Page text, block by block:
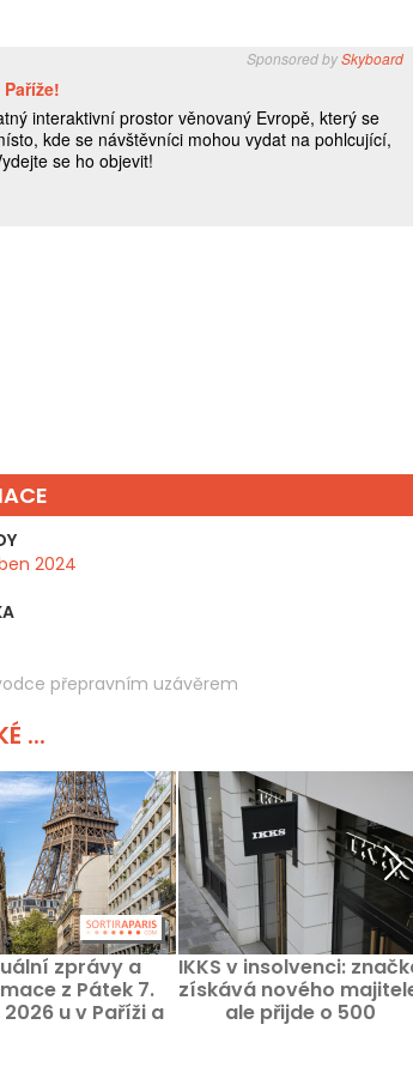
2024
přepravním uzávěrem
...
zprávy a
z Pátek 7.
u v Paříži a
IKKS v insolvenci:
získává nového
ale přijde o 500